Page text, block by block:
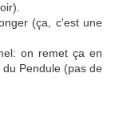
(ça, c'est une
on remet ça en
Pendule (pas de